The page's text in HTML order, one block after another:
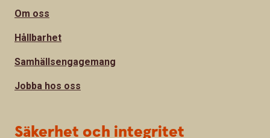
Om oss
Hållbarhet
Samhällsengagemang
Jobba hos oss
Säkerhet och integritet